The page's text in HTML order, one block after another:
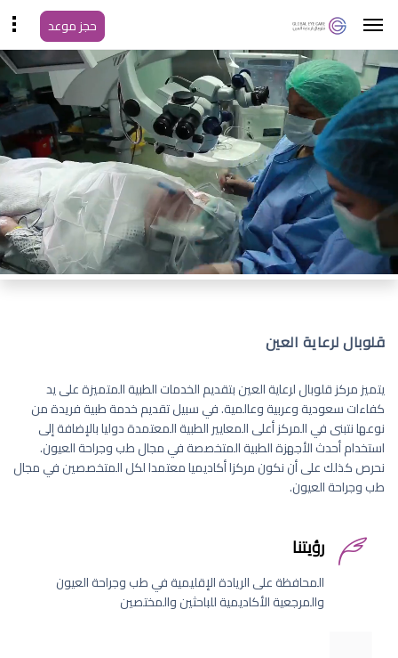
حجز موعد
قلوبال لرعاية العين
يتميز مركز قلوبال لرعاية العين بتقديم الخدمات الطبية المتميزة على يد
كفاءات سعودية وعربية وعالمية. في سبيل تقديم خدمة طبية فريدة من
نوعها نتبنى في المركز أعلى المعايير الطبية المعتمدة دوليا بالإضافة إلى
استخدام أحدث الأجهزة الطبية المتخصصة في مجال طب وجراحة العيون.
نحرص كذلك على أن نكون مركزا أكاديميا معتمدا لكل المتخصصين في مجال
طب وجراحة العيون.
رؤيتنا
المحافظة على الريادة الإقليمية في طب وجراحة العيون
والمرجعية الأكاديمية للباحثين والمختصين